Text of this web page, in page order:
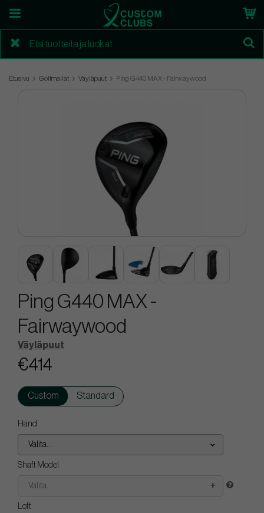
Etusivu Golfmailat Väyläpuut Ping G440 MAX - Fairwaywood
Ping G440 MAX -
Fairwaywood
Väyläpuut
€414
Custom Standard
Hand
Valita...
Shaft Model
Valita...
Loft